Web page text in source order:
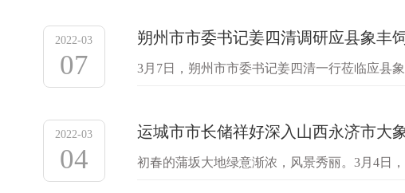
2022-03
07
朔州市市委书记姜四清调研应县象丰
3月7日，朔州市市委书记姜四清一行莅临应县
2022-03
04
运城市市长储祥好深入山西永济市大
初春的蒲坂大地绿意渐浓，风景秀丽。3月4日